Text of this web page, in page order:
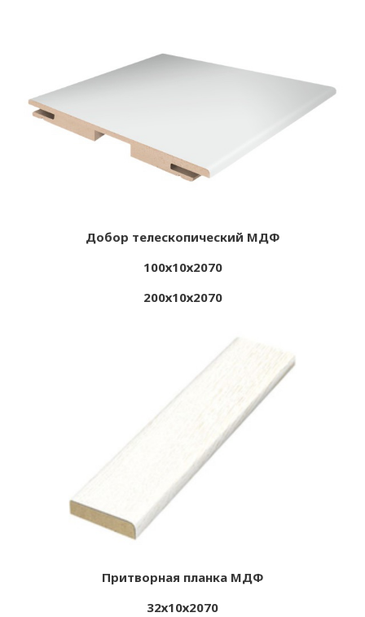
Добор телескопический МДФ
100х10х2070
200х10х2070
Притворная планка МДФ
32х10х2070